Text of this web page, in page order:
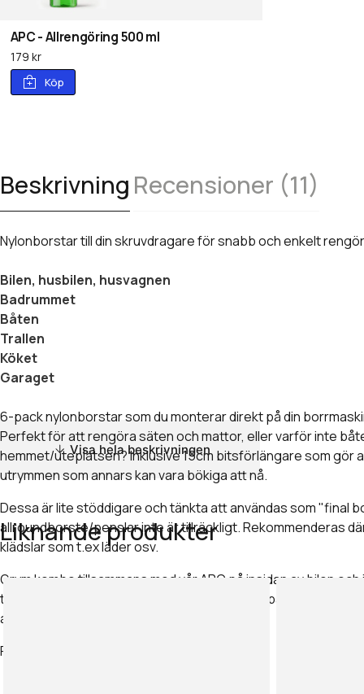
APC - Allrengöring 500 ml
179 kr
Köp
Beskrivning Recensioner (11)
Nylonborstar till din skruvdragare för snabb och enkelt
Bilen, husbilen, husvagnen
Badrummet
Båten
Trallen
Köket
Garaget
6-pack nylonborstar som du monterar direkt på din
Perfekt för att rengöra säten och mattor, eller varför inte
hemmet/uteplatsen? Inklusive 15cm bitsförlängare som gör
utrymmen som annars kan vara bökiga att nå.
Dessa är lite stöddigare och tänkta att användas som "final
allroundborste/penslar inte är tillräckligt. Rekommenderas
klädslar som t.ex läder osv.
Grym kombo tillsammans med vår APC på insidan av bilen
tillsammans med Extract (Alkalisk avfettning) på ingrodd
altanen/fasaden/båten etc.
Paketet innehåller:
Visa hela beskrivningen
Liknande produkter